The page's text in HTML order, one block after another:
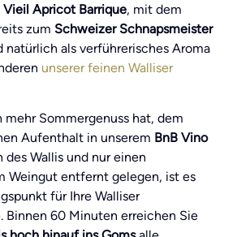
Vieil Apricot Barrique, mit dem
zum Schweizer Schnapsmeister
natürlich als verführerisches Aroma
unserer feinen Walliser
mehr Sommergenuss hat, dem
Aufenthalt in unserem BnB Vino
des Wallis und nur einen
Weingut entfernt gelegen, ist es
für Ihre Walliser
Binnen 60 Minuten erreichen Sie